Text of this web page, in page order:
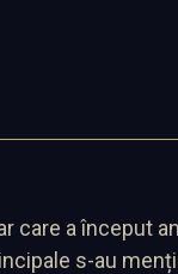
care a început
s-au